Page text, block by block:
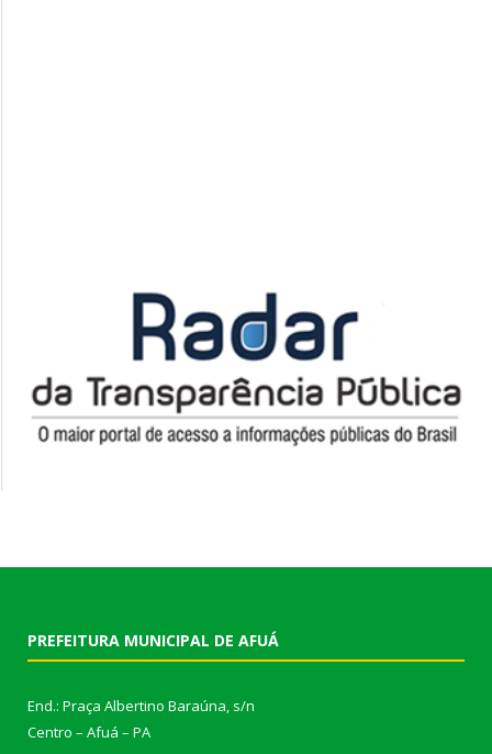
PREFEITURA MUNICIPAL DE AFUÁ
End.: Praça Albertino Baraúna, s/n
Centro – Afuá – PA